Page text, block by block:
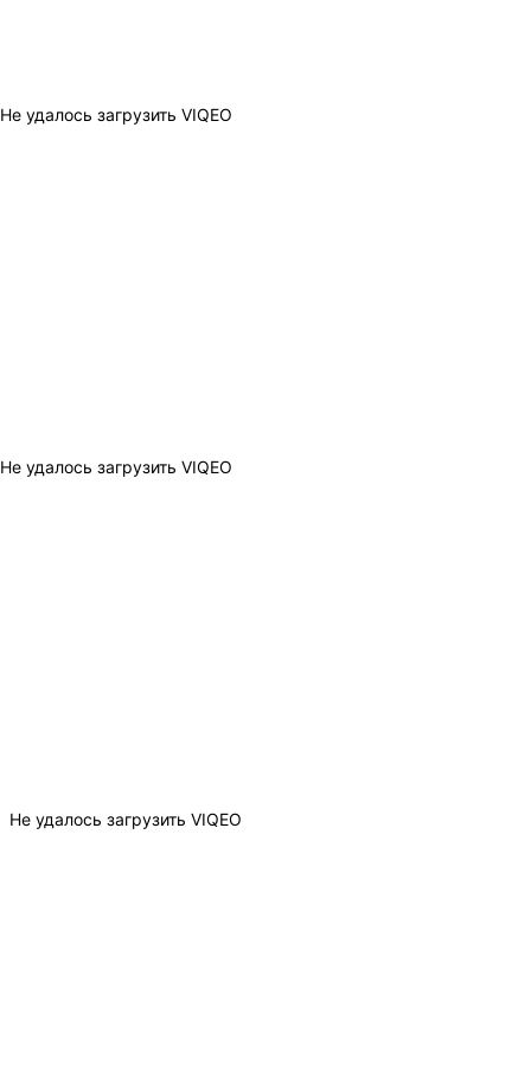
Не удалось загрузить VIQEO
Не удалось загрузить VIQEO
Не удалось загрузить VIQEO